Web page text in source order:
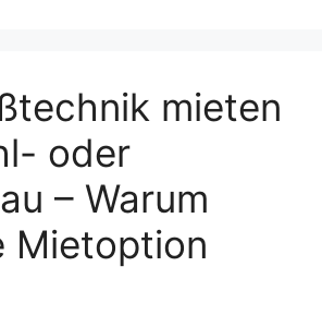
mieten
oder
– Warum
Mietoption